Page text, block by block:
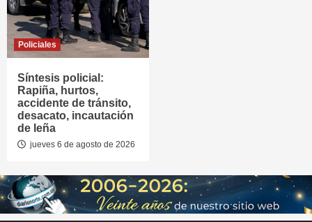
Policiales
Síntesis policial:
Rapiña, hurtos,
accidente de tránsito,
desacato, incautación
de leña
jueves 6 de agosto de 2026